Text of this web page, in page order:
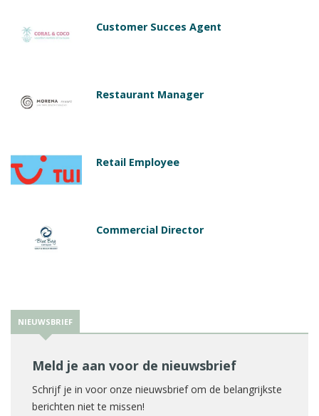
Customer Succes Agent
Restaurant Manager
Retail Employee
Commercial Director
NIEUWSBRIEF
Meld je aan voor de nieuwsbrief
Schrijf je in voor onze nieuwsbrief om de belangrijkste
berichten niet te missen!